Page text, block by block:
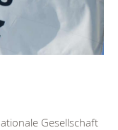
Gesellschaft